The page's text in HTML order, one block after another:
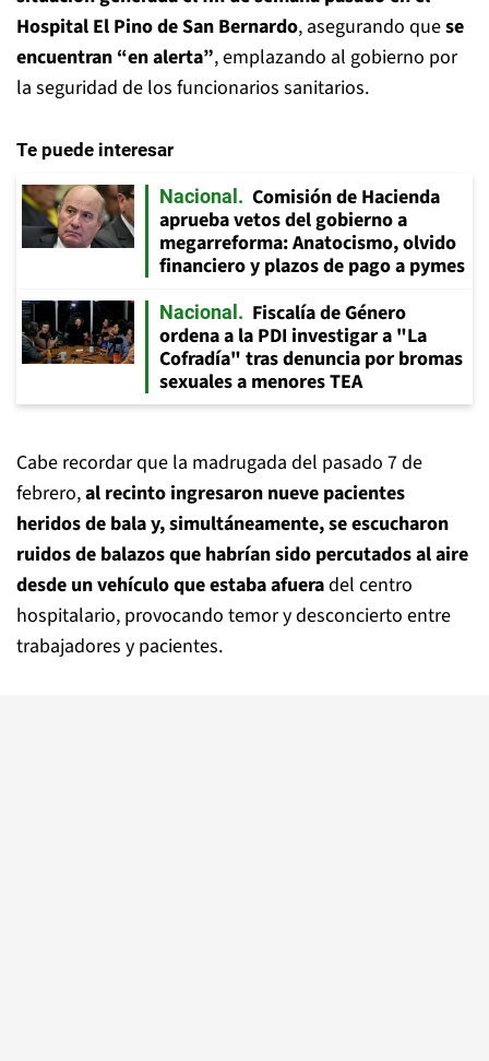
Hospital El Pino de San Bernardo, asegurando quese
encuentran “en alerta”, emplazando al gobierno por
la seguridad de los funcionarios sanitarios.
Te puede interesar
Nacional
Comisión de Hacienda
aprueba vetos del gobierno a
megarreforma: Anatocismo, olvido
financiero y plazos de pago a pymes
Nacional
Fiscalía de Género
ordena a la PDI investigar a "La
Cofradía" tras denuncia por bromas
sexuales a menores TEA
Cabe recordar que la madrugada del pasado 7 de
febrero,al recinto ingresaron nueve pacientes
heridos de bala y, simultáneamente, se escucharon
ruidos de balazos que habrían sido percutados al aire
desde un vehículo que estaba afueradel centro
hospitalario, provocando temor y desconcierto entre
trabajadores y pacientes.